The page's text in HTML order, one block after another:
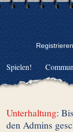
Registrieren
Spielen!
Unterhaltung:
den Admins